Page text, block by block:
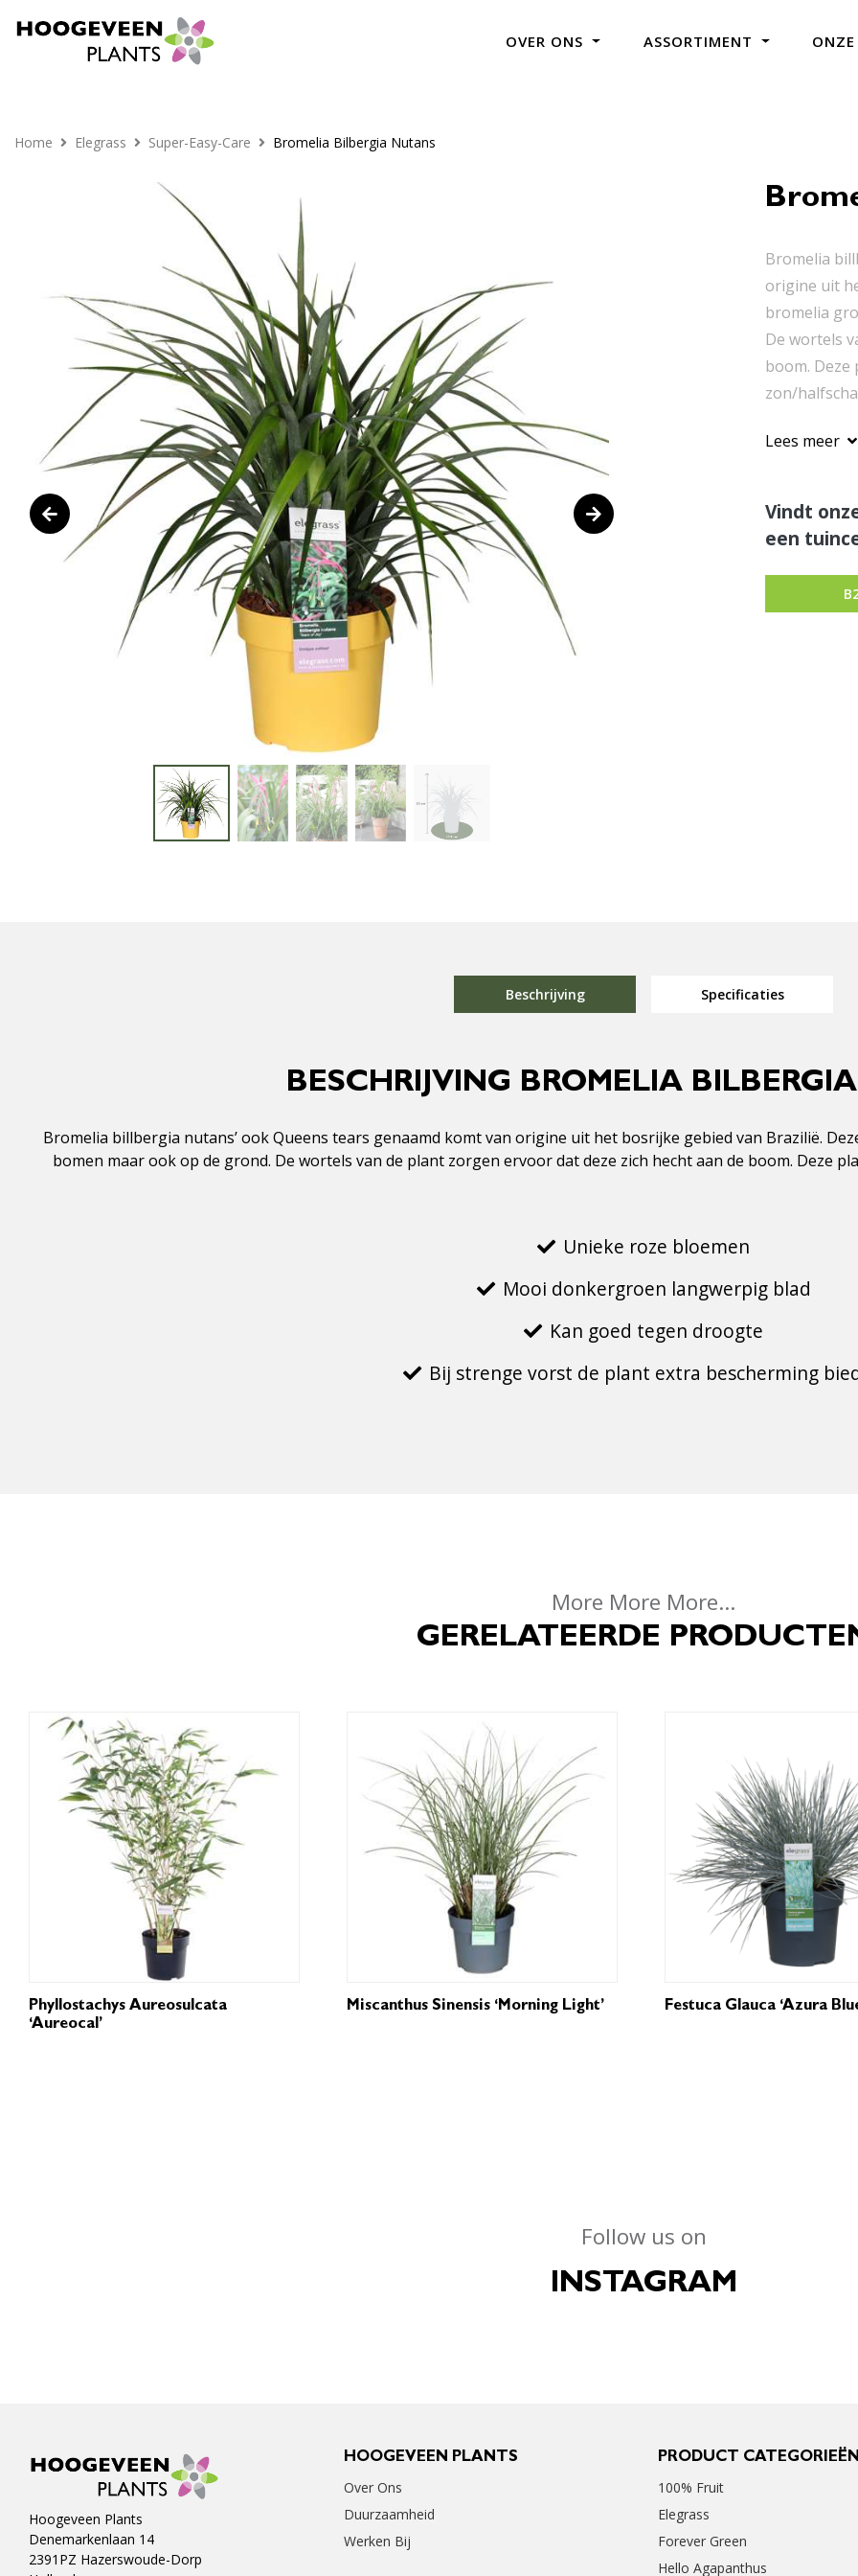
OVER ONS ASSORTIMENT
Home Elegrass Super-Easy-Care Bromelia Bilbergia Nutans
Bromelia
origine uit
bromelia
De wortels
boom.
zon/
Lees meer
Vindt
een
Beschrijving Specificaties
BESCHRIJVING BROMELIA
Bromelia billbergia nutans’ ook Queens tears genaamd komt van origine uit het bosrijke gebied van Brazilië.
bomen maar ook op de grond. De wortels van de plant zorgen ervoor dat deze zich hecht aan de boom. Deze
Unieke roze bloemen
Mooi donkergroen langwerpig blad
Kan goed tegen droogte
Bij strenge vorst de plant extra bescherming
More More More...
GERELATEERDE
Phyllostachys Aureosulcata
‘Aureocal’
Miscanthus Sinensis ‘Morning Light’ Festuca Glauca ‘Azura
Follow us on
INSTAGRAM
Hoogeveen Plants
Denemarkenlaan 14
2391PZ Hazerswoude-Dorp
HOOGEVEEN PLANTS
Over Ons
Duurzaamheid
Werken Bij
PRODUCT CATEGORIEËN
100% Fruit
Elegrass
Forever Green
Hello Agapanthus